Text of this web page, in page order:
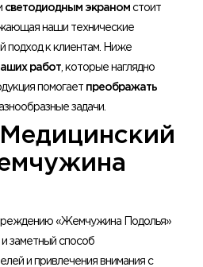
светодиодным экраном стоит
наши технические
подход к клиентам. Ниже
работ , которые наглядно
помогает преображать
задачи.
«Жемчужина Подолья»
заметный способ
и привлечения внимания с